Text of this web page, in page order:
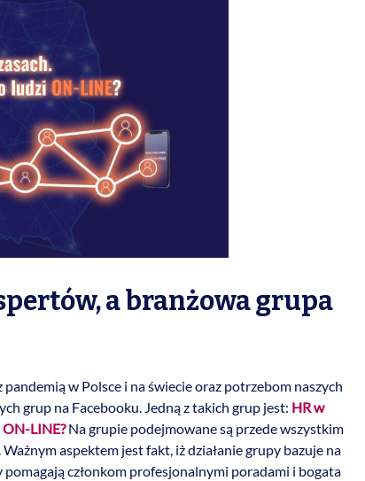
a branżowa grupa
w Polsce i na świecie oraz potrzebom naszych
grup na Facebooku. Jedną z takich grup jest: HR w
LINE?Na grupie podejmowane są przede wszystkim
aspektem jest fakt, iż działanie grupy bazuje na
członkom profesjonalnymi poradami i bogata